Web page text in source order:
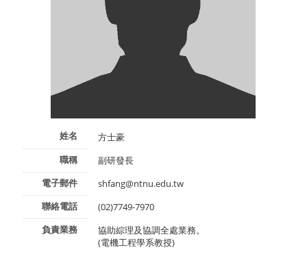
姓名
方士豪
職稱
副研發長
電子郵件
shfang@ntnu.edu.tw
聯絡電話
(02)7749-7970
負責業務
協助綜理及協調全處業務。
(電機工程學系教授)